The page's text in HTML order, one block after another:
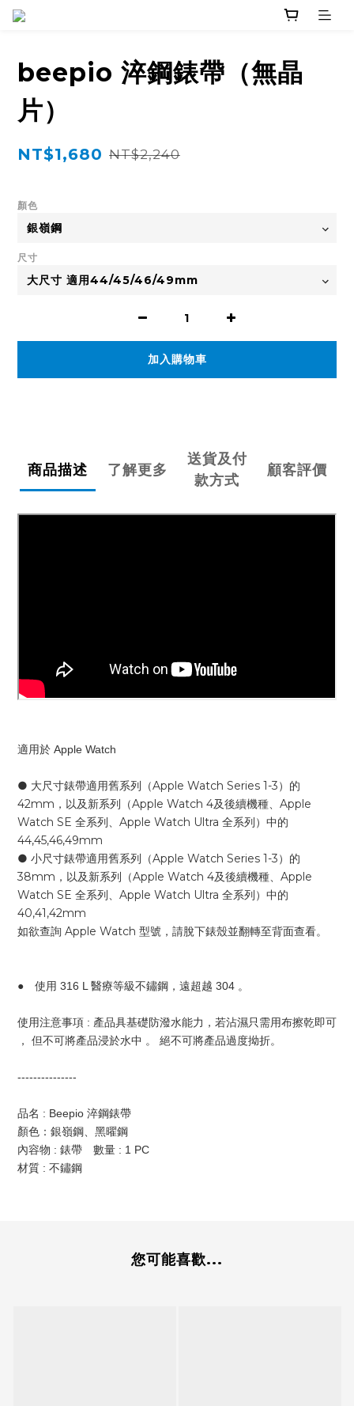
beepio 淬鋼錶帶（無晶
片）
NT$1,680 NT$2,240
顏色
尺寸
加入購物車
商品描述 了解更多
送貨及付
款方式
顧客評價
適用於 Apple Watch
● 大尺寸錶帶適用舊系列（Apple Watch Series 1-3）的
42mm，以及新系列（Apple Watch 4及後續機種、Apple
Watch SE 全系列、Apple Watch Ultra 全系列）中的
44,45,46,49mm
● 小尺寸錶帶適用舊系列（Apple Watch Series 1-3）的
38mm，以及新系列（Apple Watch 4及後續機種、Apple
Watch SE 全系列、Apple Watch Ultra 全系列）中的
40,41,42mm
如欲查詢 Apple Watch 型號，請脫下錶殼並翻轉至背面查看。
● 使用 316 L 醫療等級不鏽鋼，遠超越 304 。
使用注意事項 : 產品具基礎防潑水能力，若沾濕只需用布擦乾即可
， 但不可將產品浸於水中 。 絕不可將產品過度拗折。
---------------
品名 : Beepio 淬鋼錶帶
顏色：銀嶺鋼、黑曜鋼
內容物 : 錶帶 數量 : 1 PC
材質 : 不鏽鋼
您可能喜歡...